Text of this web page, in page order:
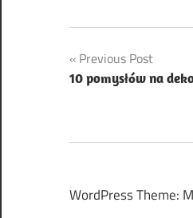
Nawigacja
wpisu
Previous Post
10 pomysłów na
WordPress Theme: